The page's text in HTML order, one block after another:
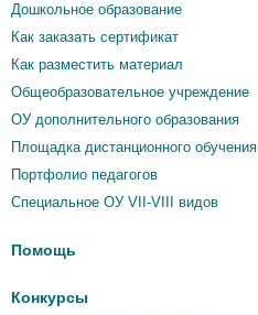
Дошкольное образование
Как заказать сертификат
Как разместить материал
Общеобразовательное учреждение
ОУ дополнительного образования
Площадка дистанционного обучения
Портфолио педагогов
Специальное ОУ VII-VIII видов
Помощь
Конкурсы